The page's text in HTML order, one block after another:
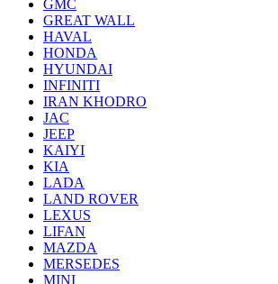
GMC
GREAT WALL
HAVAL
HONDA
HYUNDAI
INFINITI
IRAN KHODRO
JAC
JEEP
KAIYI
KIA
LADA
LAND ROVER
LEXUS
LIFAN
MAZDA
MERSEDES
MINI